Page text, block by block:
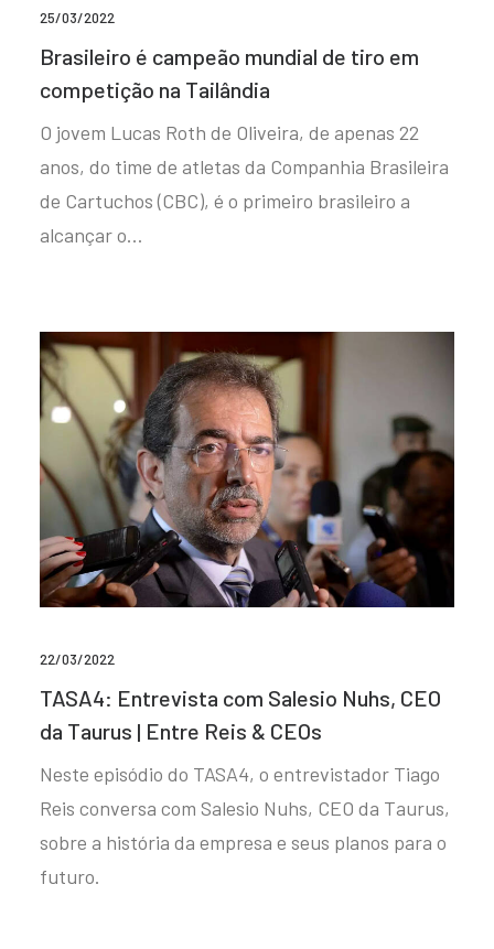
25/03/2022
Brasileiro é campeão mundial de tiro em
competição na Tailândia
O jovem Lucas Roth de Oliveira, de apenas 22
anos, do time de atletas da Companhia Brasileira
de Cartuchos (CBC), é o primeiro brasileiro a
alcançar o…
22/03/2022
TASA4: Entrevista com Salesio Nuhs, CEO
da Taurus | Entre Reis & CEOs
Neste episódio do TASA4, o entrevistador Tiago
Reis conversa com Salesio Nuhs, CEO da Taurus,
sobre a história da empresa e seus planos para o
futuro.